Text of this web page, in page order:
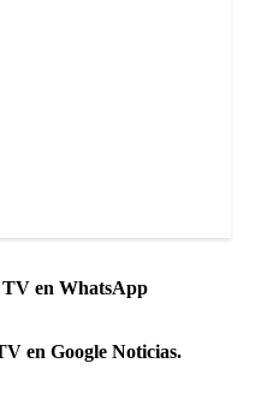
TV en WhatsApp
en Google Noticias.